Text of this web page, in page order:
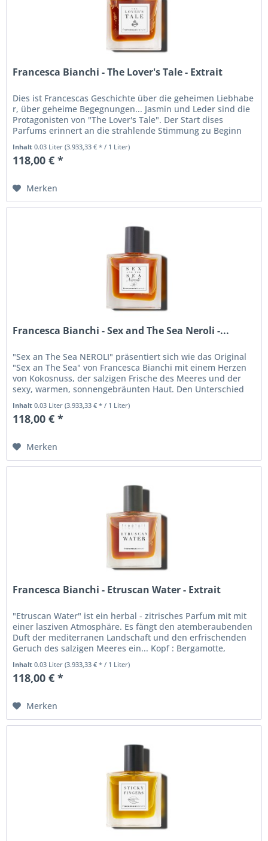
Francesca Bianchi - The Lover's Tale - Extrait
Dies ist Francescas Geschichte über die geheimen Liebhabe
r, über geheime Begegnungen... Jasmin und Leder sind die
Protagonisten von "The Lover's Tale". Der Start dises
Parfums erinnert an die strahlende Stimmung zu Beginn
Inhalt0.03 Liter(3.933,33 € * / 1 Liter)
118,00 € *
Merken
Francesca Bianchi - Sex and The Sea Neroli -...
"Sex an The Sea NEROLI" präsentiert sich wie das Original
"Sex an The Sea" von Francesca Bianchi mit einem Herzen
von Kokosnuss, der salzigen Frische des Meeres und der
sexy, warmen, sonnengebräunten Haut. Den Unterschied
macht der Hauch...
Inhalt0.03 Liter(3.933,33 € * / 1 Liter)
118,00 € *
Merken
Francesca Bianchi - Etruscan Water - Extrait
"Etruscan Water" ist ein herbal - zitrisches Parfum mit mit
einer lasziven Atmosphäre. Es fängt den atemberaubenden
Duft der mediterranen Landschaft und den erfrischenden
Geruch des salzigen Meeres ein... Kopf : Bergamotte,
Inhalt0.03 Liter(3.933,33 € * / 1 Liter)
118,00 € *
Merken